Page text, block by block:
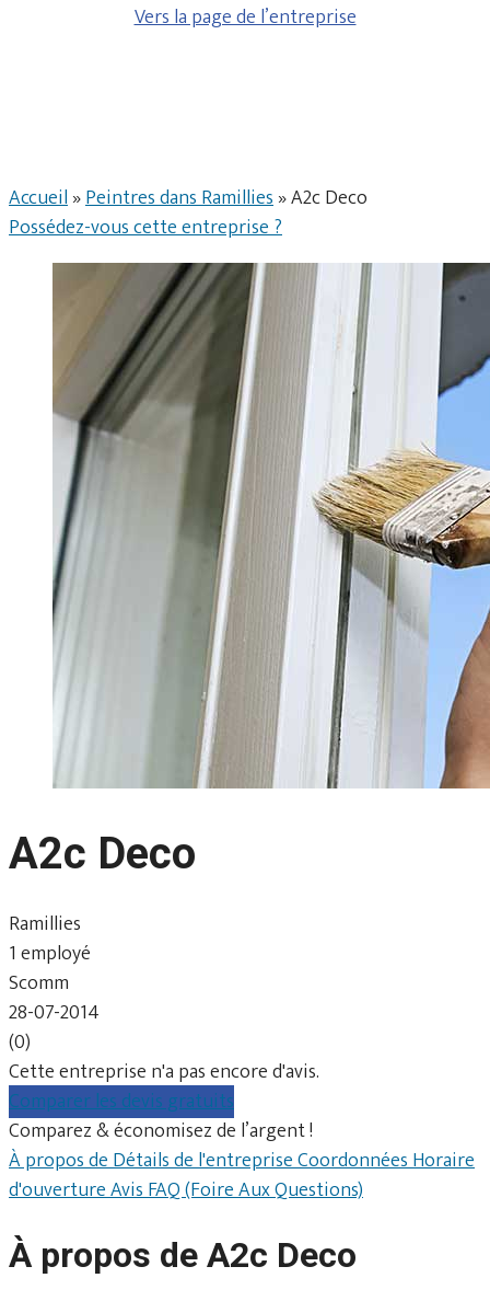
Vers la page de l’entreprise
Accueil»Peintres dans Ramillies»A2c Deco
Possédez-vous cette entreprise ?
A2c Deco
Ramillies
1 employé
Scomm
28-07-2014
(0)
Cette entreprise n'a pas encore d'avis.
Comparer les devis gratuits
Comparez & économisez de l’argent !
À propos deDétails de l'entrepriseCoordonnéesHoraire
d'ouvertureAvisFAQ (Foire Aux Questions)
À propos de A2c Deco